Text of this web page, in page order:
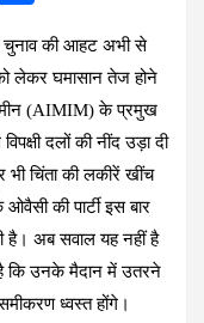
h
ar
e
चुनाव की आहट अभी से
लेकर घमासान तेज होने
(AIMIM) के प्रमुख
दलों की नींद उड़ा दी
भी चिंता की लकीरें खींच
ओवैसी की पार्टी इस बार
है। अब सवाल यह नहीं है
कि उनके मैदान में उतरने
ध्वस्त होंगे।